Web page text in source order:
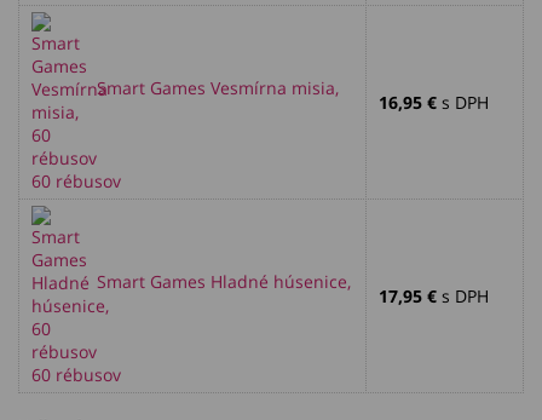
Smart Games Vesmírna misia,
60 rébusov
16,95 € s DPH
Smart Games Hladné húsenice,
60 rébusov
17,95 € s DPH